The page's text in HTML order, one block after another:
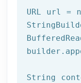
URL url =